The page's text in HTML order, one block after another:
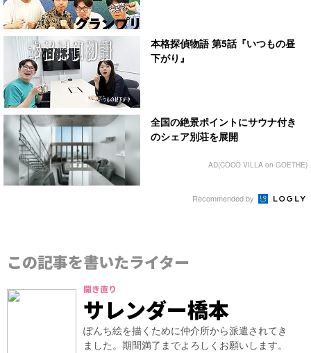
本格探偵物語 第5話『いつもの昼
下がり』
全国の絶景ポイントにサウナ付き
のシェア別荘を展開
AD(COCO VILLA on GOETHE)
Recommended by
この記事を書いたライター
開き直り
サレンダー橋本
ぽんち絵を描くために仲介所から派遣されてき
ました。期間満了までよろしくお願いします。